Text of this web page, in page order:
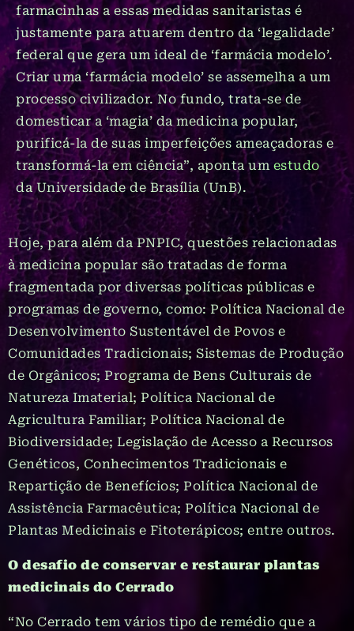
farmacinhas a essas medidas sanitaristas é
justamente para atuarem dentro da ‘legalidade’
federal que gera um ideal de ‘farmácia modelo’.
Criar uma ‘farmácia modelo’ se assemelha a um
processo civilizador. No fundo, trata-se de
domesticar a ‘magia’ da medicina popular,
purificá-la de suas imperfeições ameaçadoras e
transformá-la em ciência”, aponta um estudo
da Universidade de Brasília (UnB).
Hoje, para além da PNPIC, questões relacionadas
à medicina popular são tratadas de forma
fragmentada por diversas políticas públicas e
programas de governo, como: Política Nacional de
Desenvolvimento Sustentável de Povos e
Comunidades Tradicionais; Sistemas de Produção
de Orgânicos; Programa de Bens Culturais de
Natureza Imaterial; Política Nacional de
Agricultura Familiar; Política Nacional de
Biodiversidade; Legislação de Acesso a Recursos
Genéticos, Conhecimentos Tradicionais e
Repartição de Benefícios; Política Nacional de
Assistência Farmacêutica; Política Nacional de
Plantas Medicinais e Fitoterápicos; entre outros.
O desafio de conservar e restaurar plantas
medicinais do Cerrado
“No Cerrado tem vários tipo de remédio que a